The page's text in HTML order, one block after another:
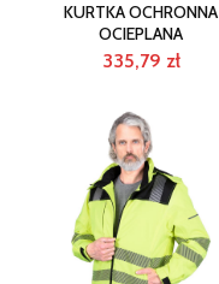
KURTKA OCHRONNA
OCIEPLANA
335,79 zł